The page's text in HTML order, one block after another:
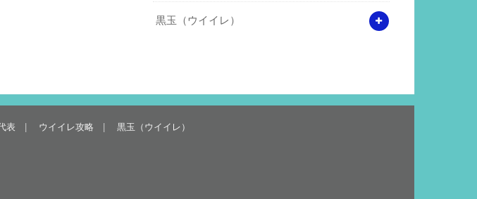
黒玉（ウイイレ）
表 ウイイレ攻略 黒玉（ウイイレ）